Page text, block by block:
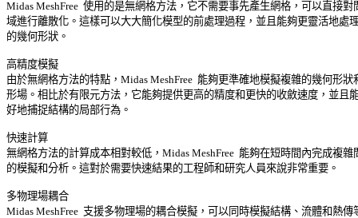
Midas MeshFree  使用的是無網格方法，它不需要事先產生網格，可以直接對
域進行離散化。這樣可以大大簡化模型的前處理過程，並且能夠更靈活地處
的幾何形狀。
高精度模擬
由於無網格方法的特點，Midas MeshFree  能夠更準確地模擬複雜的幾何形狀
形場。相比於有限元方法，它能夠提供更高的精度和更快的收斂速度，並且
好地捕捉結構的局部行為。
快速計算
無網格方法的計算成本相對較低，Midas MeshFree  能夠在短時間內完成複雜
的模擬和分析。這對於需要快速結果的工程師和研究人員來說非常重要。
多物理場耦合
Midas MeshFree  支援多物理場的耦合模擬，可以同時模擬結構、流體和熱傳